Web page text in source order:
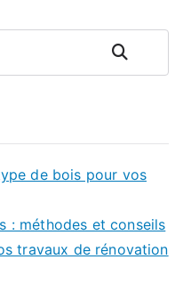
Rechercher
de bois pour vos
: méthodes et conseils
travaux de rénovation